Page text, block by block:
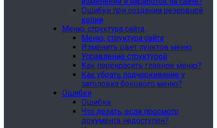
Ошибки при создании резервной
копии
Меню, структура сайта
Меню, структура сайта
Изменить цвет пунктов меню
Управление структурой
Как перекрасить главное меню?
Как убрать подчеркивание у
заголовка бокового меню?
Ошибки
Ошибки
Что делать, если просмотр
документа недоступен?